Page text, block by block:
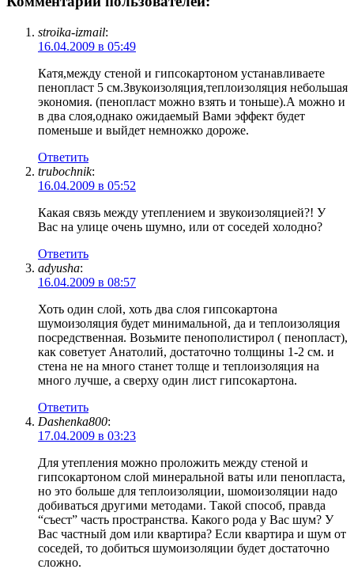
stroika-izmail:
16.04.2009 в 05:49
Катя,между стеной и гипсокартоном устанавливаете
пенопласт 5 см.Звукоизоляция,теплоизоляция небольшая
экономия. (пенопласт можно взять и тоньше).А можно и
в два слоя,однако ожидаемый Вами эффект будет
поменьше и выйдет немножко дороже.
Ответить
trubochnik:
16.04.2009 в 05:52
Какая связь между утеплением и звукоизоляцией?! У
Вас на улице очень шумно, или от соседей холодно?
Ответить
adyusha:
16.04.2009 в 08:57
Хоть один слой, хоть два слоя гипсокартона
шумоизоляция будет минимальной, да и теплоизоляция
посредственная. Возьмите пенополистирол ( пенопласт),
как советует Анатолий, достаточно толщины 1-2 см. и
стена не на много станет толще и теплоизоляция на
много лучше, а сверху один лист гипсокартона.
Ответить
Dashenka800:
17.04.2009 в 03:23
Для утепления можно проложить между стеной и
гипсокартоном слой минеральной ваты или пенопласта,
но это больше для теплоизоляции, шомоизоляции надо
добиваться другими методами. Такой способ, правда
“съест” часть пространства. Какого рода у Вас шум? У
Вас частный дом или квартира? Если квартира и шум от
соседей, то добиться шумоизоляции будет достаточно
сложно.